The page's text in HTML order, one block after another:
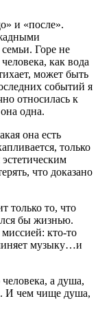
и «после».
Горе не
как вода
может быть
событий я
относилась к
одна.
она есть
только
что доказано
только то, что
бы жизнью.
кто-то
музыку…и
а душа,
И чем чище душа,